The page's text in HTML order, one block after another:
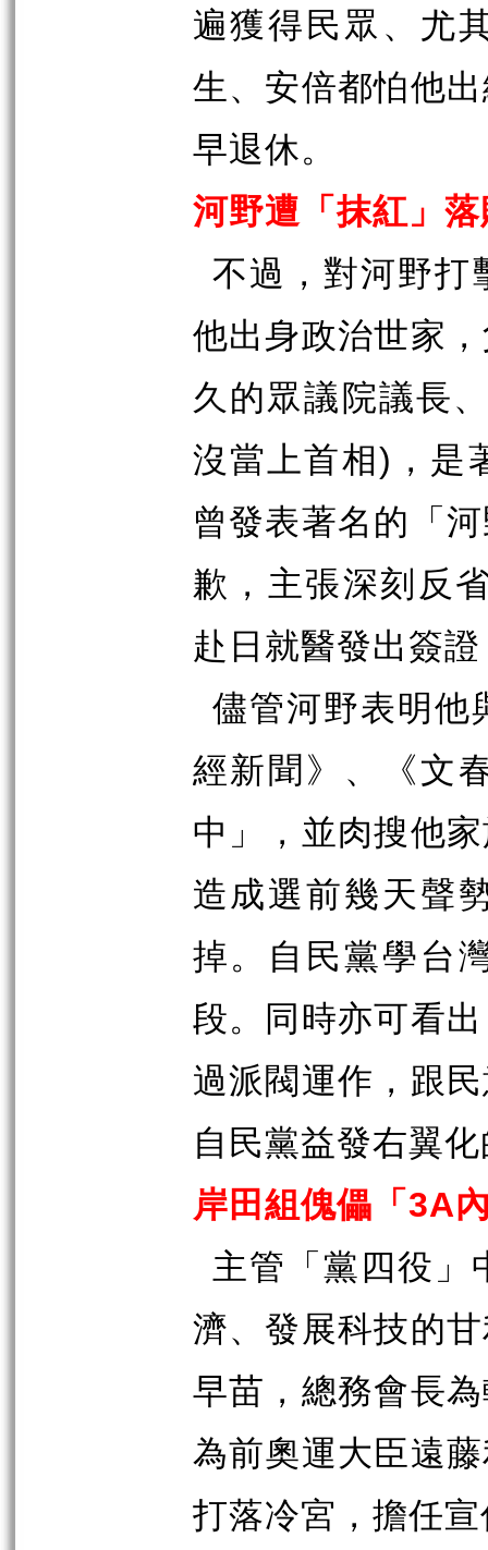
遍獲得民眾、尤
生、安倍都怕他
早退休。
河野遭「抹紅」落
不過，對河野打
他出身政治世家
久的眾議院議長
沒當上首相 ) ，
曾發表著名的「
歉，主張深刻反
赴日就醫發出簽
儘管河野表明他
經新聞》、《文
中」，並肉搜他
造成選前幾天聲
掉。自民黨學台
段。同時亦可看
過派閥運作，跟
自民黨益發右翼
岸田組傀儡「 3A
主管「黨四役」
濟、發展科技的
早苗，總務會長
為前奧運大臣遠
打落冷宮，擔任